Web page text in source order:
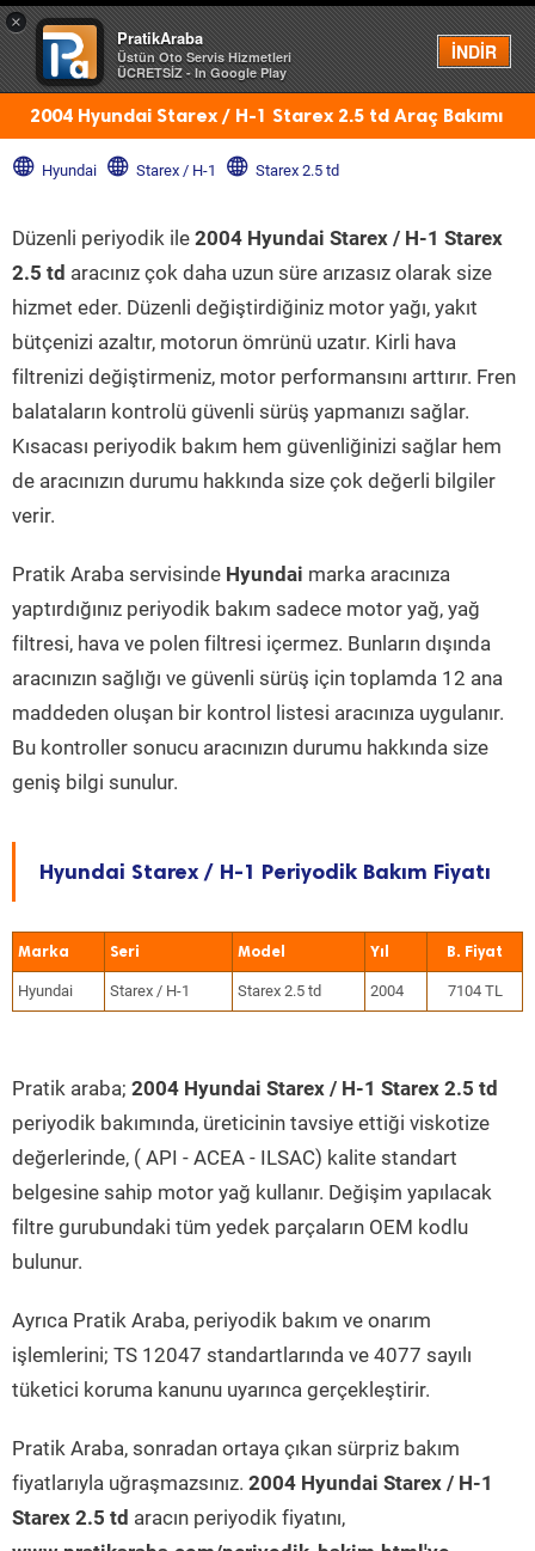
×
PratikAraba
Üstün Oto Servis Hizmetleri
ÜCRETSİZ - In Google Play
İNDİR
Menü
2004 Hyundai Starex / H-1 Starex 2.5 td Araç Bakımı
Hyundai Starex / H-1 Starex 2.5 td
Düzenli periyodik ile 2004 Hyundai Starex / H-1 Starex
2.5 td aracınız çok daha uzun süre arızasız olarak size
hizmet eder. Düzenli değiştirdiğiniz motor yağı, yakıt
bütçenizi azaltır, motorun ömrünü uzatır. Kirli hava
filtrenizi değiştirmeniz, motor performansını arttırır. Fren
balataların kontrolü güvenli sürüş yapmanızı sağlar.
Kısacası periyodik bakım hem güvenliğinizi sağlar hem
de aracınızın durumu hakkında size çok değerli bilgiler
verir.
Pratik Araba servisinde Hyundai marka aracınıza
yaptırdığınız periyodik bakım sadece motor yağ, yağ
filtresi, hava ve polen filtresi içermez. Bunların dışında
aracınızın sağlığı ve güvenli sürüş için toplamda 12 ana
maddeden oluşan bir kontrol listesi aracınıza uygulanır.
Bu kontroller sonucu aracınızın durumu hakkında size
geniş bilgi sunulur.
Hyundai Starex / H-1 Periyodik Bakım Fiyatı
Marka Seri Model Yıl
Hyundai Starex / H-1 Starex 2.5 td 2004 7104 TL
Pratik araba; 2004 Hyundai Starex / H-1 Starex 2.5 td
periyodik bakımında, üreticinin tavsiye ettiği viskotize
değerlerinde, ( API - ACEA - ILSAC) kalite standart
belgesine sahip motor yağ kullanır. Değişim yapılacak
filtre gurubundaki tüm yedek parçaların OEM kodlu
bulunur.
Ayrıca Pratik Araba, periyodik bakım ve onarım
işlemlerini; TS 12047 standartlarında ve 4077 sayılı
tüketici koruma kanunu uyarınca gerçekleştirir.
Pratik Araba, sonradan ortaya çıkan sürpriz bakım
fiyatlarıyla uğraşmazsınız. 2004 Hyundai Starex / H-1
Starex 2.5 td aracın periyodik fiyatını,